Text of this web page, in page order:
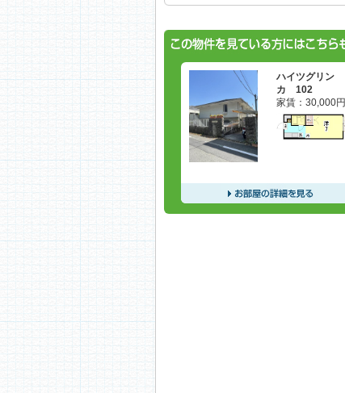
ハイツグリン
カ 102
家賃： 30,000円